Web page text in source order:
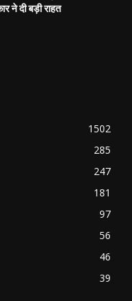
ने दी बड़ी राहत
1502
285
247
181
97
56
46
39